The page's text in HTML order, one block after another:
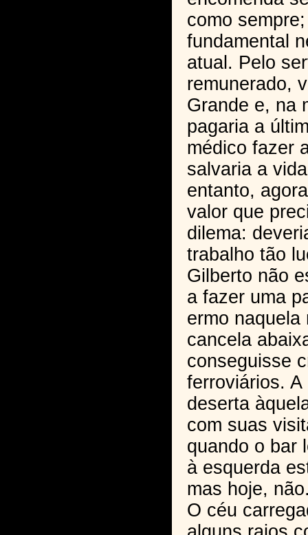
como
fundamental
atual. Pelo
remunerado,
Grande e, na
pagaria a
médico fazer
salvaria a
entanto,
valor que
dilema:
trabalho tão
Gilberto não
a fazer uma
ermo naquela
cancela
conseguisse
ferroviários.
deserta
com suas
quando o bar
à esquerda
mas hoje,
O céu